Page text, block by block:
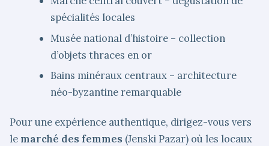
spécialités locales
Musée national d’histoire – collection
d’objets thraces en or
Bains minéraux centraux – architecture
néo-byzantine remarquable
Pour une expérience authentique, dirigez-vous vers
le marché des femmes (Jenski Pazar) où les locaux